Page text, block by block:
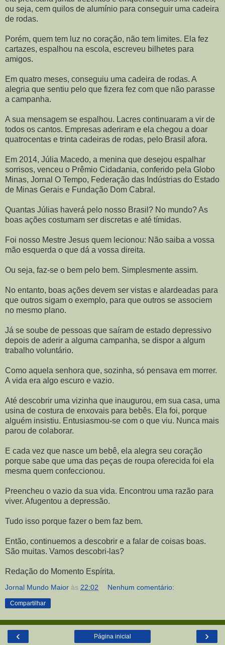
ou seja, cem quilos de alumínio para conseguir uma cadeira
de rodas.
Porém, quem tem luz no coração, não tem limites. Ela fez
cartazes, espalhou na escola, escreveu bilhetes para
amigos.
Em quatro meses, conseguiu uma cadeira de rodas. A
alegria que sentiu pelo que fizera fez com que não parasse
a campanha.
A sua mensagem se espalhou. Lacres continuaram a vir de
todos os cantos. Empresas aderiram e ela chegou a doar
quatrocentas e trinta cadeiras de rodas, pelo Brasil afora.
Em 2014, Júlia Macedo, a menina que desejou espalhar
sorrisos, venceu o Prêmio Cidadania, conferido pela Globo
Minas, Jornal O Tempo, Federação das Indústrias do Estado
de Minas Gerais e Fundação Dom Cabral.
Quantas Júlias haverá pelo nosso Brasil? No mundo? As
boas ações costumam ser discretas e até tímidas.
Foi nosso Mestre Jesus quem lecionou: Não saiba a vossa
mão esquerda o que dá a vossa direita.
Ou seja, faz-se o bem pelo bem. Simplesmente assim.
No entanto, boas ações devem ser vistas e alardeadas para
que outros sigam o exemplo, para que outros se associem
no mesmo plano.
Já se soube de pessoas que saíram de estado depressivo
depois de aderir a alguma campanha, se dispor a algum
trabalho voluntário.
Como aquela senhora que, sozinha, só pensava em morrer.
A vida era algo escuro e vazio.
Até descobrir uma vizinha que inaugurou, em sua casa, uma
usina de costura de enxovais para bebês. Ela foi, porque
alguém insistiu. Entusiasmou-se com o que viu. Nunca mais
parou de colaborar.
E cada vez que nasce um bebê, ela alegra seu coração
porque sabe que uma das peças de roupa oferecida foi ela
mesma quem confeccionou.
Preencheu o vazio da sua vida. Encontrou uma razão para
viver. Afugentou a depressão.
Tudo isso porque fazer o bem faz bem.
Então, continuemos a descobrir e a falar de coisas boas.
São muitas. Vamos descobri-las?
Redação do Momento Espírita.
Jornal Mundo Maior às 22:02 Nenhum comentário:
Compartilhar
‹ ›
Página inicial